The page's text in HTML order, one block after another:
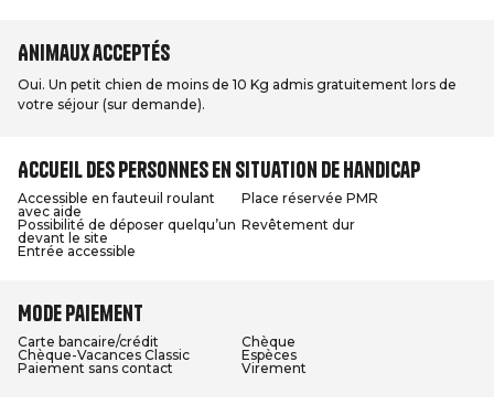
Animaux acceptés
Oui. Un petit chien de moins de 10 Kg admis gratuitement lors de
votre séjour (sur demande).
Accueil des personnes en situation de handicap
Accessible en fauteuil roulant
avec aide
Place réservée PMR
Possibilité de déposer quelqu’un
devant le site
Revêtement dur
Entrée accessible
Mode paiement
Carte bancaire/crédit
Chèque
Chèque-Vacances Classic
Espèces
Paiement sans contact
Virement